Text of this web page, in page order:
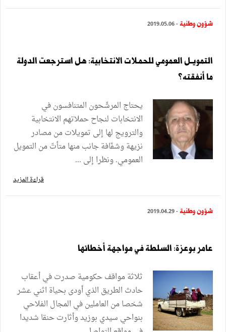
شؤون وطنية - 2019.05.06
التمويـل العمومي للحمـلات الانتخابية: هل استرجعت الدولة
ما أنفقته؟
يحتاج المرشّحون المتنافسون في
الانتخابات لنجاح حملاتهم الانتخابية
والترويج لها إلى تمويلات من مصادر
نزيهة وشفّافة جانب منها متأتّ من التمويل
العمومي. ونظرا إلى ...
قراءة المزيد
شؤون وطنية - 2019.04.29
عامر بوعزة: السلطة في مواجهة أخطائها
ثلاثة مواقف حكومية صدرت في أعقاب
حادث الطريق الذي أودى بحياة اثني عشر
شخصا من العاملين في المجال الفلاحي
بنواحي سيدي بوزيد وأثارت حنقا شديدا